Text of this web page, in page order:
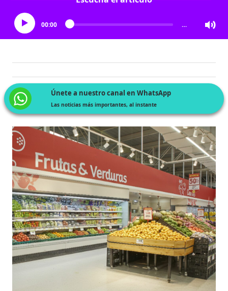
00:00 …
Únete a nuestro canal en WhatsApp
Las noticias más importantes, al instante